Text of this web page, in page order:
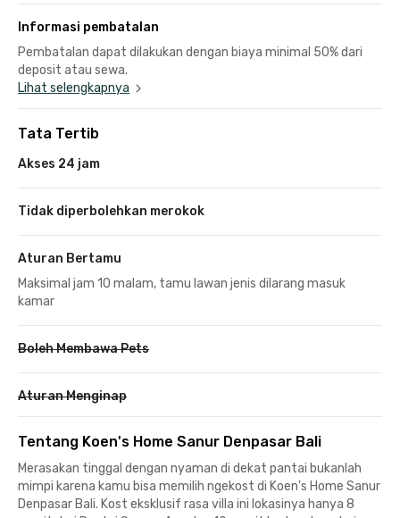
Informasi pembatalan
Pembatalan dapat dilakukan dengan biaya minimal 50% dari
deposit atau sewa.
Lihat selengkapnya
Tata Tertib
Akses 24 jam
Tidak diperbolehkan merokok
Aturan Bertamu
Maksimal jam 10 malam, tamu lawan jenis dilarang masuk
kamar
Boleh Membawa Pets
Aturan Menginap
Tentang Koen's Home Sanur Denpasar Bali
Merasakan tinggal dengan nyaman di dekat pantai bukanlah
mimpi karena kamu bisa memilih ngekost di Koen's Home Sanur
Denpasar Bali. Kost eksklusif rasa villa ini lokasinya hanya 8